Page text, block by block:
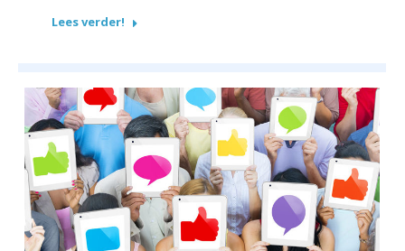
Lees verder!